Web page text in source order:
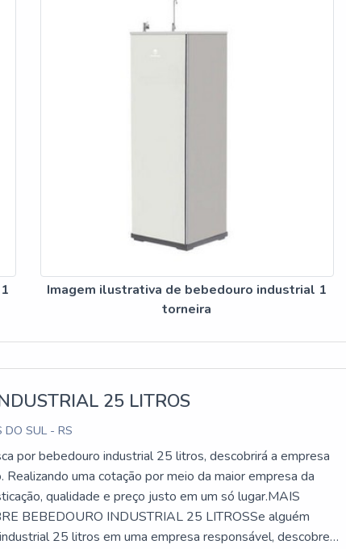
Imagem ilustrativa de bebedouro industrial 1
torneira
25 LITROS
DO SUL - RS
por bebedouro industrial 25 litros, descobrirá a empresa
Realizando uma cotação por meio da maior empresa da
qualidade e preço justo em um só lugar.MAIS
BEBEDOURO INDUSTRIAL 25 LITROSSe alguém
25 litros em uma empresa responsável, descobre